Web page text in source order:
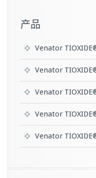
产品
Venator
Venator
Venator
Venator
Venator